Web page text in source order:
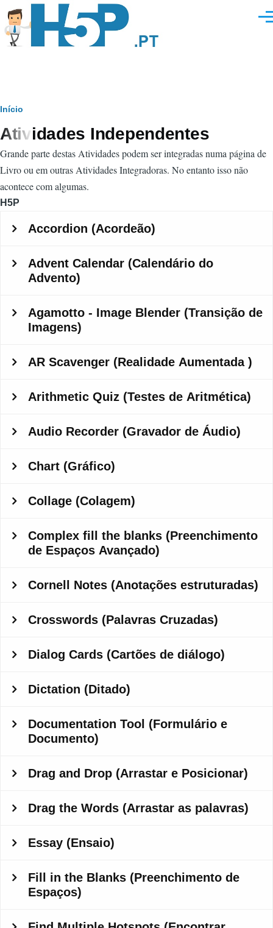
Passar para o conteúdo principal
Navegação
estrutural
Início
Atividades Independentes
Grande parte destas Atividades podem ser integradas numa página de
Livro ou em outras Atividades Integradoras. No entanto isso não
acontece com algumas.
H5P